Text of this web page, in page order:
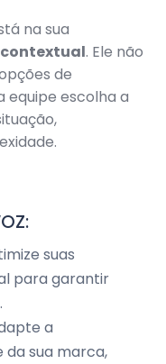
na sua
. Ele não
de
equipe escolha a
suas
para garantir
a
da sua marca,